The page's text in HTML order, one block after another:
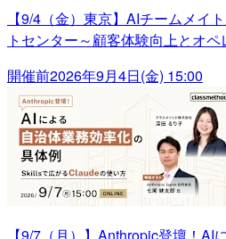
【9/4（金）東京】AIチームメイ
トセンター～顧客体験向上とオ
開催前2026年9月4日(金) 15:00